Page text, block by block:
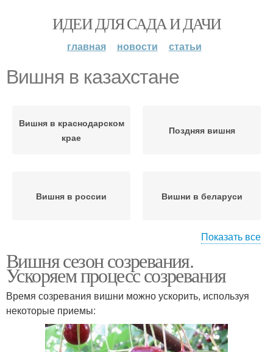
ИДЕИ ДЛЯ САДА И ДАЧИ
главная новости статьи
Вишня в казахстане
Вишня в краснодарском
крае
Поздняя вишня
Вишня в россии Вишни в беларуси
полосе
Владимирская вишня
Показать все
Вишня сезон созревания.
Ускоряем процесс созревания
Время созревания вишни можно ускорить, используя
некоторые приемы: